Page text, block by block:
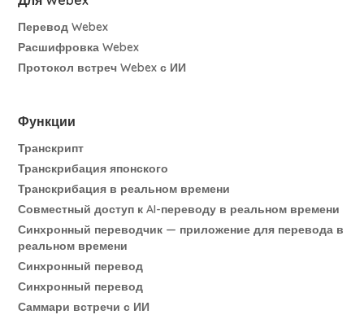
Перевод Webex
Расшифровка Webex
Протокол встреч Webex с ИИ
Функции
Транскрипт
Транскрибация японского
Транскрибация в реальном времени
Совместный доступ к AI-переводу в реальном времени
Синхронный переводчик — приложение для перевода в
реальном времени
Синхронный перевод
Синхронный перевод
Саммари встречи с ИИ